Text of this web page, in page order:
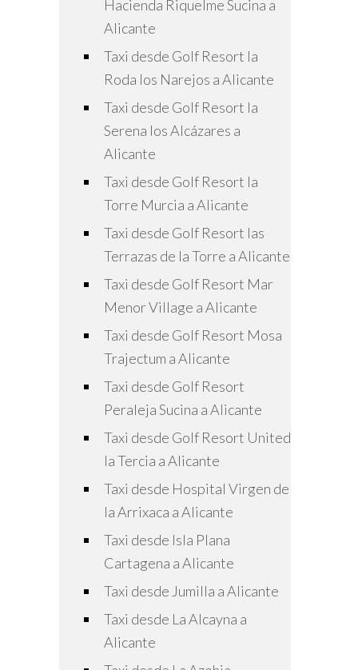
Hacienda Riquelme Sucina a
Alicante
Taxi desde Golf Resort la
Roda los Narejos a Alicante
Taxi desde Golf Resort la
Serena los Alcázares a
Alicante
Taxi desde Golf Resort la
Torre Murcia a Alicante
Taxi desde Golf Resort las
Terrazas de la Torre a Alicante
Taxi desde Golf Resort Mar
Menor Village a Alicante
Taxi desde Golf Resort Mosa
Trajectum a Alicante
Taxi desde Golf Resort
Peraleja Sucina a Alicante
Taxi desde Golf Resort United
la Tercia a Alicante
Taxi desde Hospital Virgen de
la Arrixaca a Alicante
Taxi desde Isla Plana
Cartagena a Alicante
Taxi desde Jumilla a Alicante
Taxi desde La Alcayna a
Alicante